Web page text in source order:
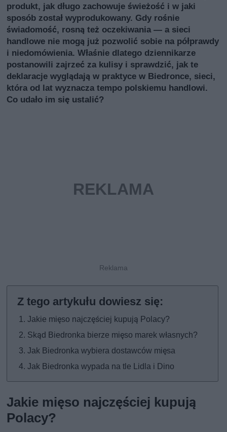
produkt, jak długo zachowuje świeżość i w jaki
sposób został wyprodukowany. Gdy rośnie
świadomość, rosną też oczekiwania — a sieci
handlowe nie mogą już pozwolić sobie na półprawdy
i niedomówienia. Właśnie dlatego dziennikarze
postanowili zajrzeć za kulisy i sprawdzić, jak te
deklaracje wyglądają w praktyce w Biedronce, sieci,
która od lat wyznacza tempo polskiemu handlowi.
Co udało im się ustalić?
Jakie mięso najczęściej kupują Polacy?
Skąd Biedronka bierze mięso marek własnych?
Jak Biedronka wybiera dostawców mięsa
Jak Biedronka wypada na tle Lidla i Dino
Jakie mięso najczęściej kupują
Polacy?